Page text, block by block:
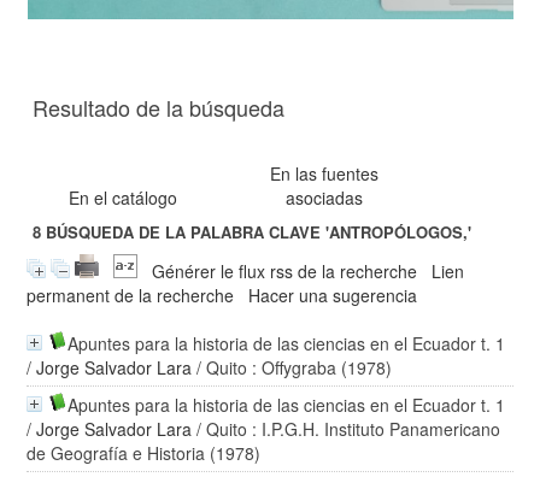
Resultado de la búsqueda
En el catálogo
En las fuentes
asociadas
8 BÚSQUEDA DE LA PALABRA CLAVE'ANTROPÓLOGOS,'
Générer le flux rss de la recherche
Lien
permanent de la recherche
Hacer una sugerencia
Apuntes para la historia de las ciencias en el Ecuador t. 1
/Jorge Salvador Lara / Quito : Offygraba (1978)
Apuntes para la historia de las ciencias en el Ecuador t. 1
/Jorge Salvador Lara / Quito : I.P.G.H. Instituto Panamericano
de Geografía e Historia (1978)